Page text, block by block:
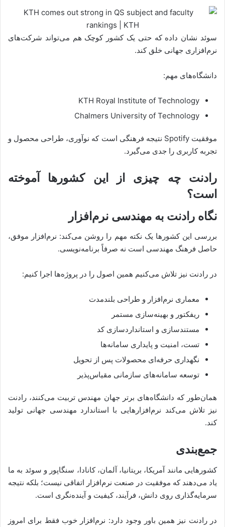
سوئد نشان داده که حتی یک کشور کوچک هم می‌تواند شرکت‌های
نرم‌افزاری جهانی خلق کند.
دانشگاه‌های مهم:
KTH Royal Institute of Technology
Chalmers University of Technology
موفقیت Spotify نتیجه فرهنگی است که نوآوری، طراحی محصول و
تجربه کاربری را جدی می‌گیرد.
رادنت چه چیزی از این کشورها آموخته
است؟
نگاه رادنت به مهندسی نرم‌افزار
بررسی این کشورها یک نکته مهم را روشن می‌کند: نرم‌افزار موفق،
حاصل فرهنگ مهندسی است نه صرفاً برنامه‌نویسی.
در رادنت نیز تلاش می‌کنیم همین اصول را در پروژه‌ها اجرا کنیم:
معماری نرم‌افزار و طراحی بلندمدت
ریفکتور و بهینه‌سازی مستمر
مستندسازی و استانداردسازی کد
تست، امنیت و پایداری سامانه‌ها
نگهداری حرفه‌ای محصولات پس از تحویل
توسعه سامانه‌های سازمانی مقیاس‌پذیر
همان‌طور که دانشگاه‌های برتر جهان مهندس تربیت می‌کنند، رادنت
نیز تلاش می‌کند نرم‌افزارهایی با استاندارد مهندسی جهانی تولید
کند.
جمع‌بندی
کشورهایی مانند آمریکا، بریتانیا، آلمان، کانادا، سنگاپور و سوئد به ما
یاد می‌دهند که موفقیت در صنعت نرم‌افزار اتفاقی نیست؛ بلکه نتیجه
سرمایه‌گذاری روی دانش، فرآیند، کیفیت و آینده‌نگری است.
در رادنت نیز همین باور وجود دارد: نرم‌افزار خوب فقط برای امروز